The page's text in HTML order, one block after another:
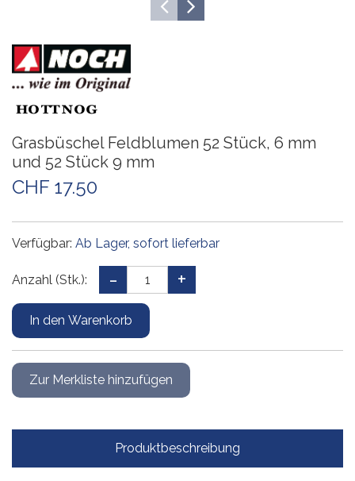
Grasbüschel Feldblumen 52 Stück, 6 mm
und 52 Stück 9 mm
CHF 17.50
Verfügbar: Ab Lager, sofort lieferbar
Anzahl (Stk.):
Produktbeschreibung